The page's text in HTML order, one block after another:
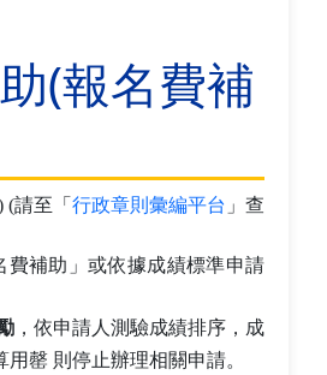
(報名費補
(請至「行政章則彙編平台 」查
費補助」或依據成績標準申請
，依申請人測驗成績排序，成
罄 則停止辦理相關申請。